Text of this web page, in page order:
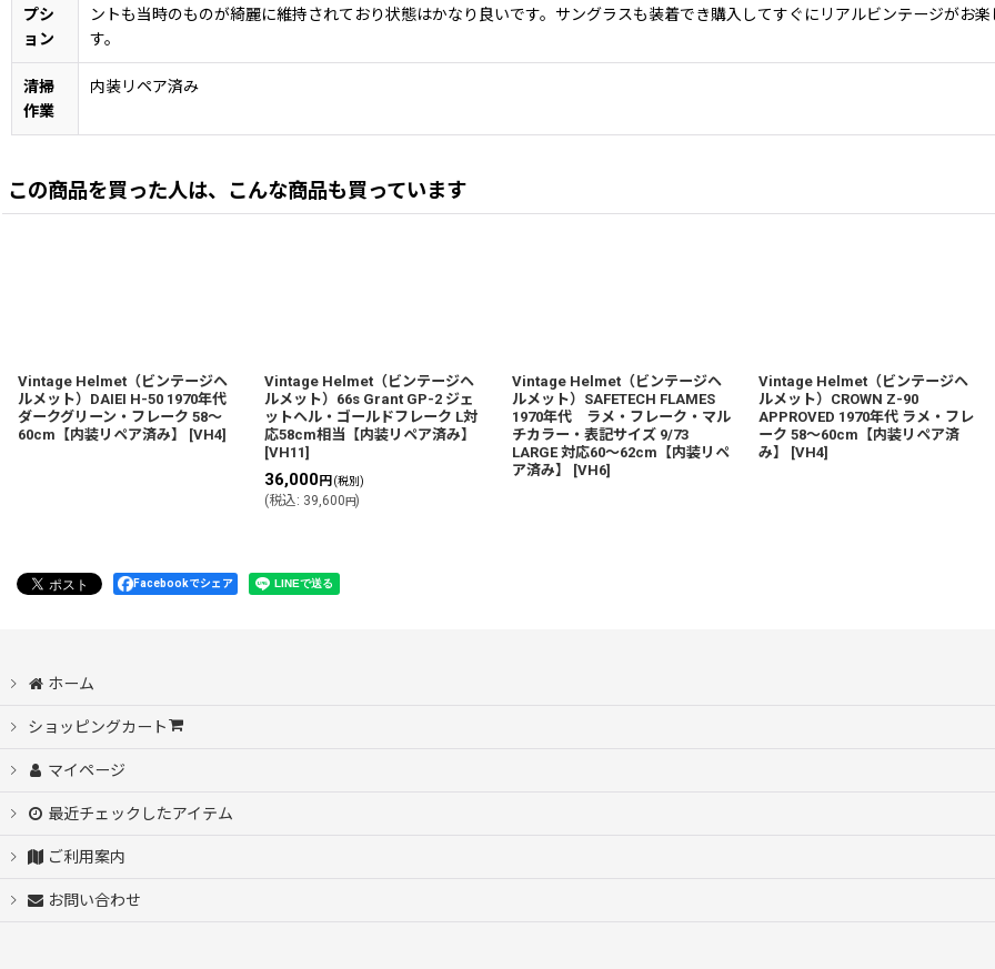
プシ
ョン
ントも当時のものが綺麗に維持されており状態はかなり良いです。サングラスも装着でき購入してすぐにリアルビンテージがお
す。
清掃
作業
内装リペア済み
この商品を買った人は、こんな商品も買っています
Vintage Helmet（ビンテージヘ
ルメット）DAIEI H-50 1970年代
ダークグリーン・フレーク 58〜
60cm【内装リペア済み】
[VH4]
Vintage Helmet（ビンテージヘ
ルメット）66s Grant GP-2 ジェ
ットヘル・ゴールドフレーク L対
応58cm相当【内装リペア済み】
[VH11]
36,000円 (税別)
(税込: 39,600円)
Vintage Helmet（ビンテージヘ
ルメット）SAFETECH FLAMES
1970年代 ラメ・フレーク・マル
チカラー・表記サイズ 9/73
LARGE 対応60〜62cm【内装リペ
ア済み】
[VH6]
Vintage Helmet（ビンテージヘ
ルメット）CROWN Z-90
APPROVED 1970年代 ラメ・フレ
ーク 58〜60cm【内装リペア済
み】
[VH4]
Facebookでシェア
ホーム
ショッピングカート
マイページ
最近チェックしたアイテム
ご利用案内
お問い合わせ